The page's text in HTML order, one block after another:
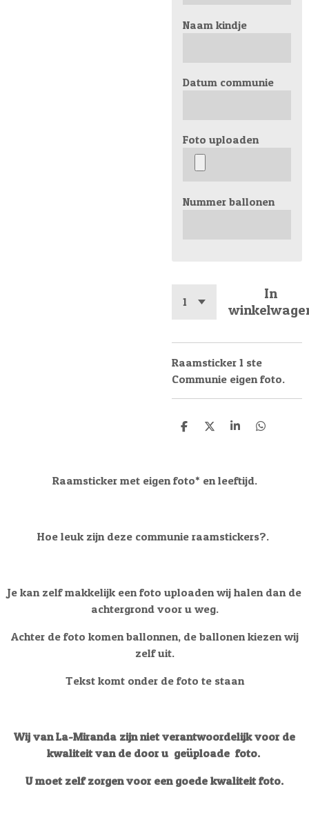
Naam kindje
Datum communie
Foto uploaden
Nummer ballonen
In
Raamsticker 1 ste
Communie eigen foto.
D
n
D
S
e
D
Raamsticker met eigen foto* en leeftijd.
Hoe leuk zijn deze communie raamstickers?.
Je kan zelf makkelijk een foto uploaden wij halen dan de
achtergrond voor u weg.
Achter de foto komen ballonnen, de ballonen kiezen wij
zelf uit.
Tekst komt onder de foto te staan
Wij van La-Miranda zijn niet verantwoordelijk voor de
kwaliteit van de door u geüploade foto.
U moet zelf zorgen voor een goede kwaliteit foto.